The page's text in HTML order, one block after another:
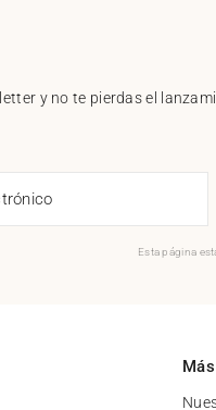
y no te pierdas el
Esta página